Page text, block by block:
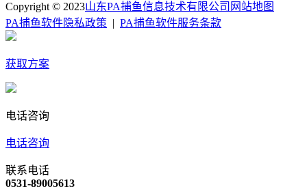
Copyright © 2023山东PA捕鱼信息技术有限公司 网站地图
PA捕鱼软件隐私政策
PA捕鱼软件服务条款
获取方案
电话咨询
电话咨询
联系电话
0531-89005613